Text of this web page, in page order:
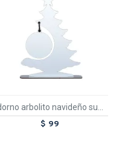
Adorno arbolito navideño sublimable Madera Cristal
$ 99